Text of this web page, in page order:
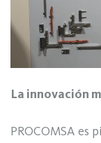
La innovación
PROCOMSA es